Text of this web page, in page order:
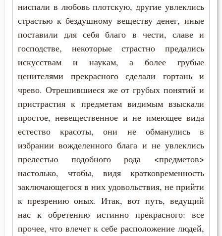
Деньги
Добро
Дух Святой
Духовная жизнь
Душа
Еда
Естество
Жизнь
ниспали в любовь плотскую, другие увлеклись
страстью к бездушному веществу денег, иные
поставили для себя благо в чести, славе и
господстве, некоторые страстно предались
искусствам и наукам, а более грубые
ценителями прекрасного сделали гортань и
чрево. Отрешившиеся же от грубых понятий и
пристрастия к предметам видимым взыскали
простое, невещественное и не имеющее вида
естество красоты, они не обманулись в
избрании вожделенного блага и не увлеклись
прелестью подобного рода <предметов>
настолько, чтобы, видя кратковременность
заключающегося в них удовольствия, не прийти
к презрению оных. Итак, вот путь, ведущий
нас к обретению истинно прекрасного: все
прочее, что влечет к себе расположение людей,